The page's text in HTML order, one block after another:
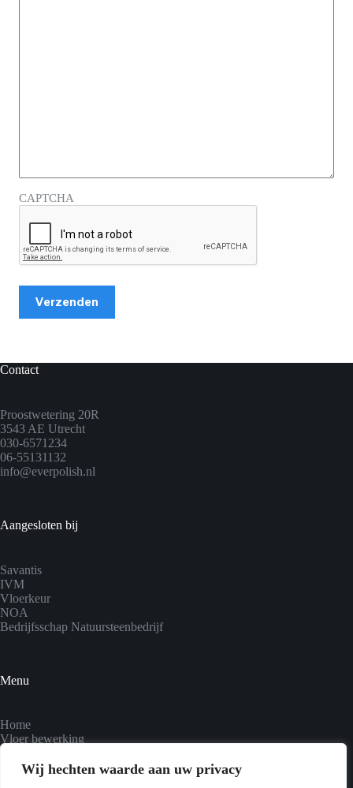
Wij hechten waarde aan uw privacy
CAPTCHA
Contact
Proostwetering 20R
3543 AE Utrecht
030-6571234
06-55131132
info@everpolish.nl
Aangesloten bij
Savantis
IVM
Vloerkeur
NOA
Bedrijfsschap Natuursteenbedrijf
Menu
Home
Vloer bewerking
Tegelinjectie